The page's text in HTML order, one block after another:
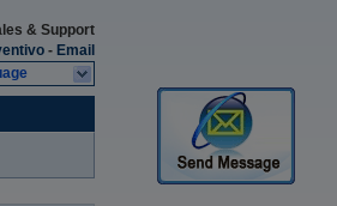
& Support
- Email